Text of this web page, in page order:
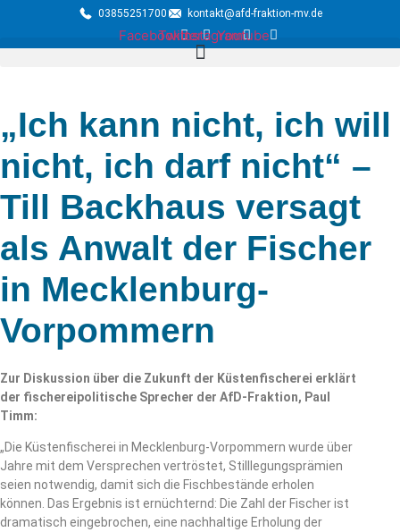
03855251700 kontakt@afd-fraktion-mv.de
FacebookTwitterInstagramYoutube
„Ich kann nicht, ich will
nicht, ich darf nicht“ –
Till Backhaus versagt
als Anwalt der Fischer
in Mecklenburg-
Vorpommern
Zur Diskussion über die Zukunft der Küstenfischerei erklärt
der fischereipolitische Sprecher der AfD-Fraktion, Paul
Timm:
„Die Küstenfischerei in Mecklenburg-Vorpommern wurde über
Jahre mit dem Versprechen vertröstet, Stilllegungsprämien
seien notwendig, damit sich die Fischbestände erholen
können. Das Ergebnis ist ernüchternd: Die Zahl der Fischer ist
dramatisch eingebrochen, eine nachhaltige Erholung der